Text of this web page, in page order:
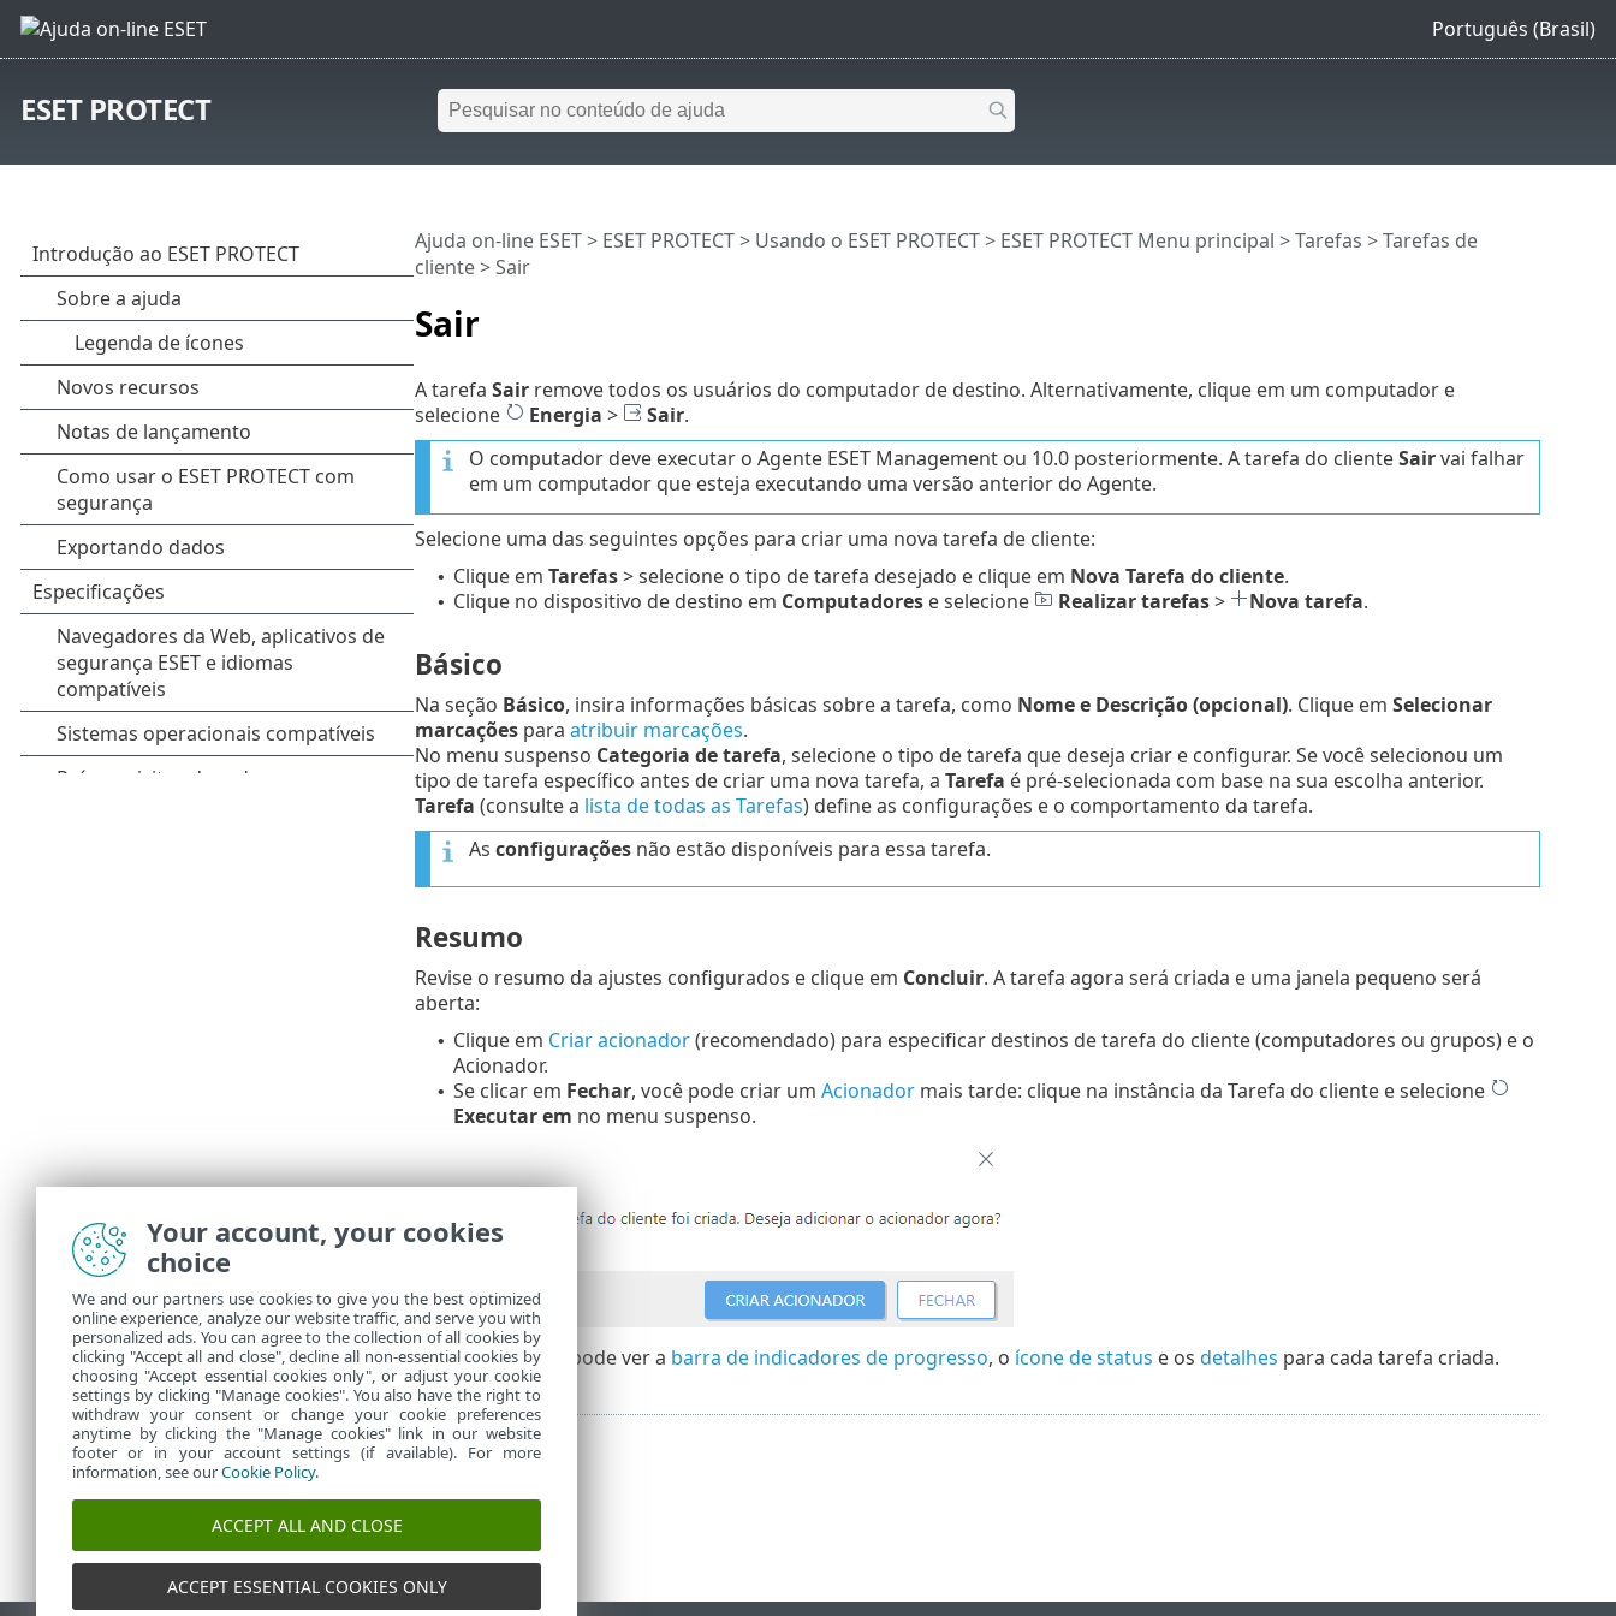
Português (Brasil)
ESET PROTECT
Sair
Ajuda on-line ESET> ESET PROTECT> Usando o ESET PROTECT> ESET PROTECT Menu principal >Tarefas >Tarefas de
cliente> Sair
A tarefa Sairremove todos os usuários do computador de destino. Alternativamente, clique em um computador e
selecione
Energia > Sair.
O computador deve executar o Agente ESET Management ou 10.0 posteriormente. A tarefa do clienteSairvai falhar
em um computador que esteja executando uma versão anterior do Agente.
Selecione uma das seguintes opções para criar uma nova tarefa de cliente:
• Clique em Tarefas> selecione o tipo de tarefa desejado e clique em Nova Tarefa do cliente.
• Clique no dispositivo de destino em Computadorese selecione Realizar tarefas> Nova tarefa.
Básico
Na seção Básico, insira informações básicas sobre a tarefa, como Nome e Descrição (opcional). Clique em Selecionar
marcaçõespara atribuir marcações.
No menu suspenso Categoria de tarefa, selecione o tipo de tarefa que deseja criar e configurar. Se você selecionou um
tipo de tarefa específico antes de criar uma nova tarefa, a Tarefa é pré-selecionada com base na sua escolha anterior.
Tarefa (consulte a lista de todas as Tarefas) define as configurações e o comportamento da tarefa.
As configuraçõesnão estão disponíveis para essa tarefa.
Resumo
Revise o resumo da ajustes configurados e clique em Concluir. A tarefa agora será criada e uma janela pequeno será
aberta:
• Clique em Criar acionador(recomendado) para especificar destinos de tarefa do cliente (computadores ou grupos) e o
Acionador.
• Se clicar em Fechar, você pode criar um Acionadormais tarde: clique na instância da Tarefa do cliente e selecione
Executar em no menu suspenso.
EmTarefasvocê pode ver a barra de indicadores de progresso, o ícone de status e os detalhes para cada tarefa criada.
Your account, your cookies
choice
We and our partners use cookies to give you the best optimized
online experience, analyze our website traffic, and serve you with
personalized ads. You can agree to the collection of all cookies by
clicking "Accept all and close", decline all non-essential cookies by
choosing "Accept essential cookies only", or adjust your cookie
settings by clicking "Manage cookies". You also have the right to
withdraw your consent or change your cookie preferences
anytime by clicking the "Manage cookies" link in our website
footer or in your account settings (if available). For more
information, see ourCookie Policy.
ACCEPT ALL AND CLOSE
ACCEPT ESSENTIAL COOKIES ONLY